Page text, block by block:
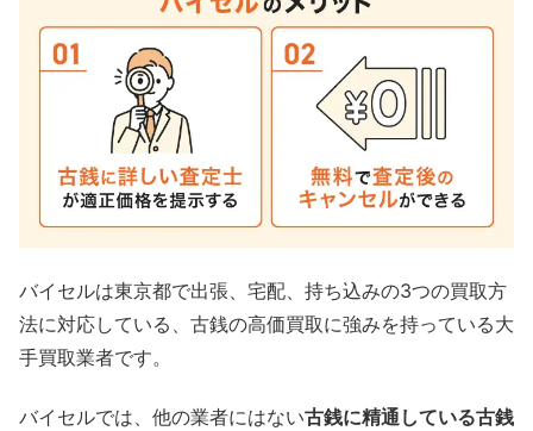
バイセルは東京都で出張、宅配、持ち込みの3つの買取方
法に対応している、古銭の高価買取に強みを持っている大
手買取業者です。
バイセルでは、他の業者にはない古銭に精通している古銭